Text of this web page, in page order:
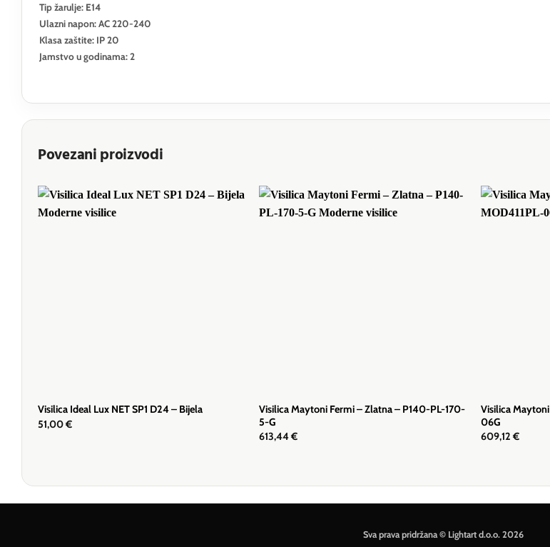
Tip žarulje: E14
Ulazni napon: AC 220-240
Klasa zaštite: IP 20
Jamstvo u godinama: 2
Povezani proizvodi
Visilica Ideal Lux NET SP1 D24 – Bijela
51,00€
Visilica Maytoni Fermi – Zlatna – P140-PL-170-
5-G
613,44€
Visilica
06G
609,12€
Sva prava pridržana © Lightart d.o.o. 2026